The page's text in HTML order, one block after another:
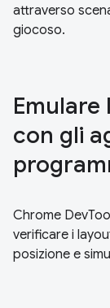
attraverso
giocoso.
Emulare
con gli
Chrome
verificare i
posizione e